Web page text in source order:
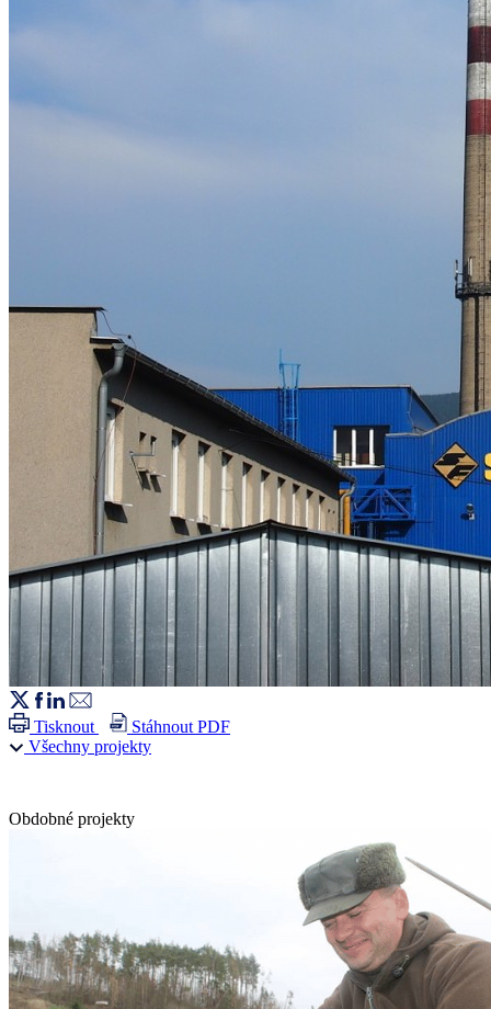
Tisknout
Stáhnout PDF
Všechny projekty
Obdobné projekty